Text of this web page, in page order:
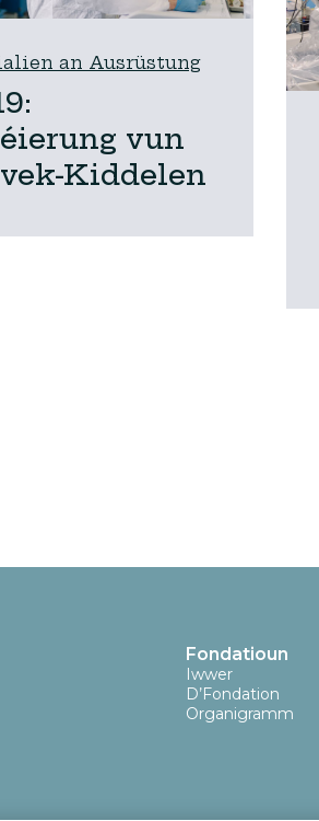
an Ausrüstung
vun
Kiddelen
Fondatioun
Iwwer
D’Fondation
Organigramm